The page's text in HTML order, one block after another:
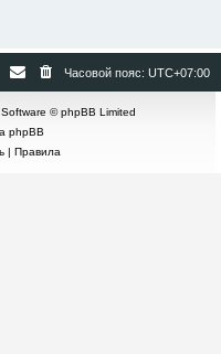
Часовой пояс: UTC+07:00
© phpBB Limited
phpBB
| Правила